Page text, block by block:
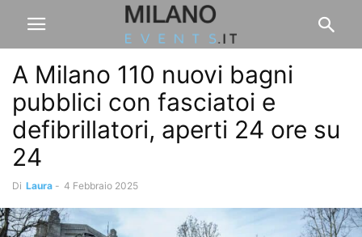
A Milano 110 nuovi bagni
pubblici con fasciatoi e
defibrillatori, aperti 24 ore su
24
Di Laura - 4 Febbraio 2025